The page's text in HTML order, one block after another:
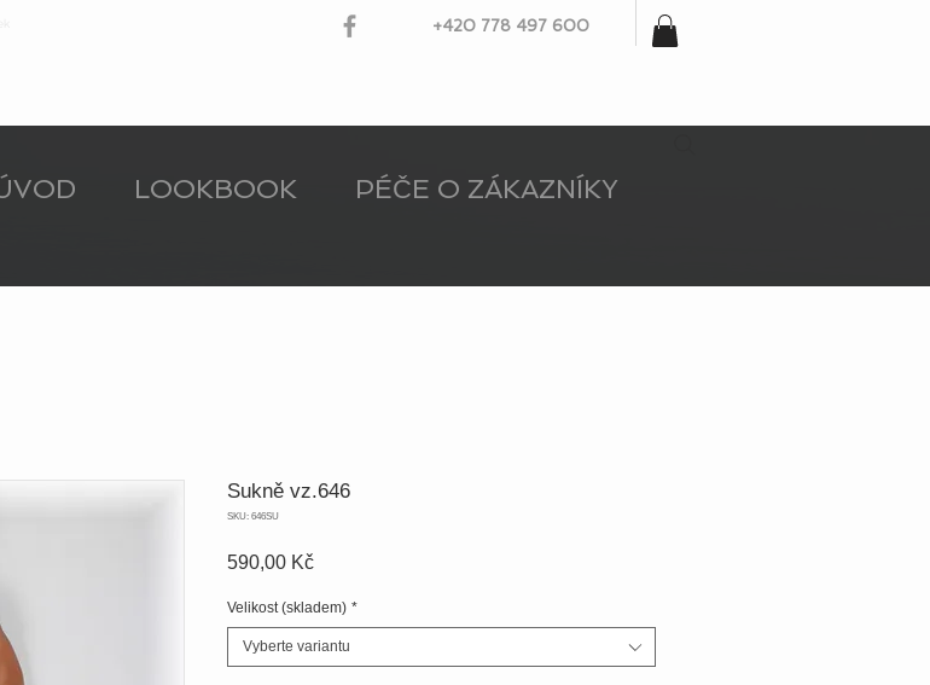
+420 778 497 600
LOOKBOOK PÉČE O ZÁKAZNÍKY
Sukně vz.646
SKU: 646SU
590,00 KčCena
Velikost (skladem) *
Vyberte variantu